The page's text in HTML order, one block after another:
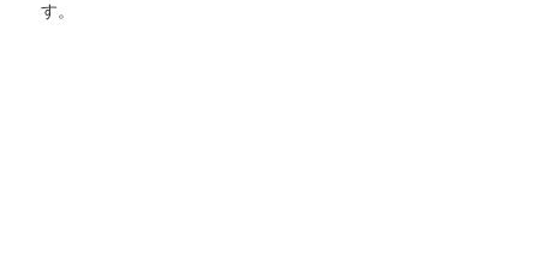
す。